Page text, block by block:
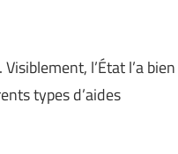
l’État l’a bien
types d’aides